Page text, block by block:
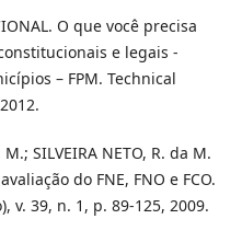
O que você precisa
e legais -
– FPM. Technical
SILVEIRA NETO, R. da M.
do FNE, FNO e FCO.
v. 39, n. 1, p. 89-125, 2009.